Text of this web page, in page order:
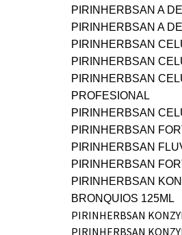
PIRINHERBSAN A
PIRINHERBSAN A
PIRINHERBSAN
PIRINHERBSAN
PIRINHERBSAN
PROFESIONAL
PIRINHERBSAN
PIRINHERBSAN
PIRINHERBSAN
PIRINHERBSAN
PIRINHERBSAN
BRONQUIOS 125ML
PIRINHERBSAN
PIRINHERBSAN